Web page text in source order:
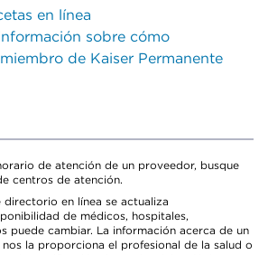
en línea
sobre cómo
de Kaiser Permanente
de atención de un proveedor, busque
centros de atención.
directorio en línea se actualiza
de médicos, hospitales,
puede cambiar. La información acerca de un
la proporciona el profesional de la salud o